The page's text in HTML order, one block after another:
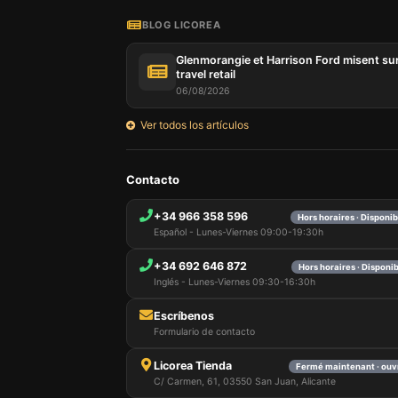
BLOG LICOREA
Glenmorangie et Harrison Ford misent
travel retail
06/08/2026
Ver todos los artículos
Contacto
+34 966 358 596 Hors horaires ·
Español - Lunes-Viernes 09:00-19:30h
+34 692 646 872 Hors horaires ·
Inglés - Lunes-Viernes 09:30-16:30h
Escríbenos
Formulario de contacto
Licorea Tienda Fermé maintenant ·
C/ Carmen, 61, 03550 San Juan, Alicante
Notre
par ces
qui
les